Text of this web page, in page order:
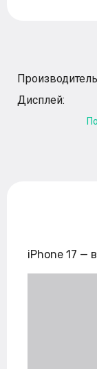
Дисплей:
iPhone 17 —